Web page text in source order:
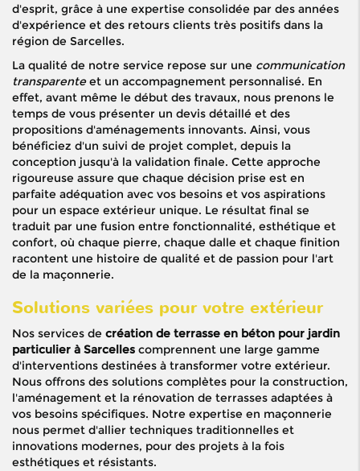
d'esprit, grâce à une expertise consolidée par des années
d'expérience et des retours clients très positifs dans la
région de Sarcelles.
La qualité de notre service repose sur une communication
transparenteet un accompagnement personnalisé. En
effet, avant même le début des travaux, nous prenons le
temps de vous présenter un devis détaillé et des
propositions d'aménagements innovants. Ainsi, vous
bénéficiez d'un suivi de projet complet, depuis la
conception jusqu'à la validation finale. Cette approche
rigoureuse assure que chaque décision prise est en
parfaite adéquation avec vos besoins et vos aspirations
pour un espace extérieur unique. Le résultat final se
traduit par une fusion entre fonctionnalité, esthétique et
confort, où chaque pierre, chaque dalle et chaque finition
racontent une histoire de qualité et de passion pour l'art
de la maçonnerie.
Solutions variées pour votre extérieur
Nos services de création de terrasse en béton pour jardin
particulier à Sarcelles comprennent une large gamme
d'interventions destinées à transformer votre extérieur.
Nous offrons des solutions complètes pour la construction,
l'aménagement et la rénovation de terrasses adaptées à
vos besoins spécifiques. Notre expertise en maçonnerie
nous permet d'allier techniques traditionnelles et
innovations modernes, pour des projets à la fois
esthétiques et résistants.